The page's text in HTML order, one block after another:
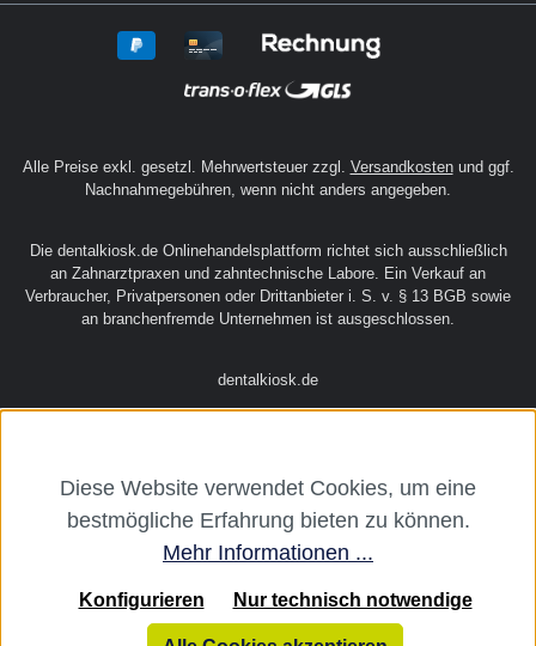
Alle Preise exkl. gesetzl. Mehrwertsteuer zzgl. Versandkostenund ggf.
Nachnahmegebühren, wenn nicht anders angegeben.
Die dentalkiosk.de Onlinehandelsplattform richtet sich ausschließlich
an Zahnarztpraxen und zahntechnische Labore. Ein Verkauf an
Verbraucher, Privatpersonen oder Drittanbieter i. S. v. § 13 BGB sowie
an branchenfremde Unternehmen ist ausgeschlossen.
dentalkiosk.de
Diese Website verwendet Cookies, um eine
bestmögliche Erfahrung bieten zu können.
Mehr Informationen ...
Nur technisch notwendige
Konfigurieren